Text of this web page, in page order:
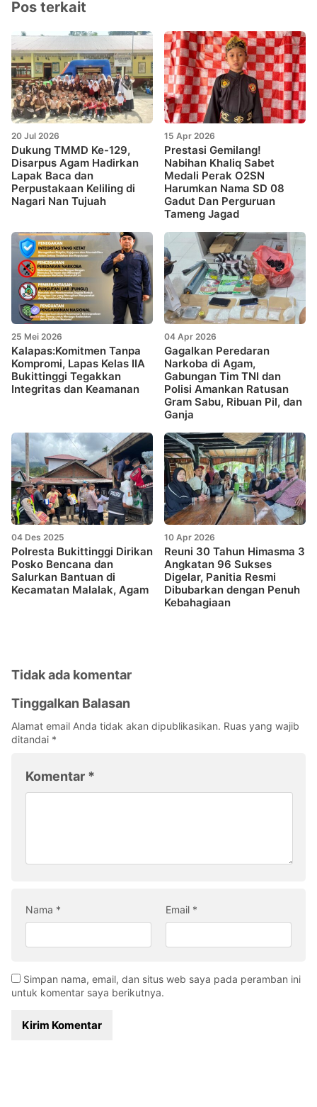
Pos terkait
20 Jul 2026
Dukung TMMD Ke-129,
Disarpus Agam Hadirkan
Lapak Baca dan
Perpustakaan Keliling di
Nagari Nan Tujuah
15 Apr 2026
Prestasi Gemilang!
Nabihan Khaliq Sabet
Medali Perak O2SN
Harumkan Nama SD 08
Gadut Dan Perguruan
Tameng Jagad
25 Mei 2026
Kalapas:Komitmen Tanpa
Kompromi, Lapas Kelas IIA
Bukittinggi Tegakkan
Integritas dan Keamanan
04 Apr 2026
Gagalkan Peredaran
Narkoba di Agam,
Gabungan Tim TNI dan
Polisi Amankan Ratusan
Gram Sabu, Ribuan Pil, dan
Ganja
04 Des 2025
Polresta Bukittinggi Dirikan
Posko Bencana dan
Salurkan Bantuan di
Kecamatan Malalak, Agam
10 Apr 2026
Reuni 30 Tahun Himasma 3
Angkatan 96 Sukses
Digelar, Panitia Resmi
Dibubarkan dengan Penuh
Kebahagiaan
Tidak ada komentar
Tinggalkan Balasan
Alamat email Anda tidak akan dipublikasikan. Ruas yang wajib
ditandai *
Komentar *
Nama * Email *
Simpan nama, email, dan situs web saya pada peramban ini
untuk komentar saya berikutnya.